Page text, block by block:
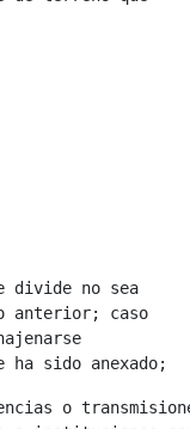
divide no sea
anterior; caso
o